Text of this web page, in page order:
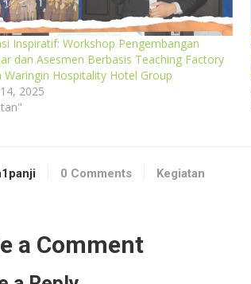
Inspiratif: Workshop Pengembangan
dan Asesmen Berbasis Teaching Factory
Waringin Hospitality Hotel Group
2025
0 Comments Kegiatan
a Comment